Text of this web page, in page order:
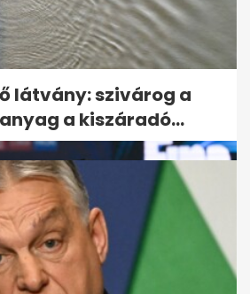
nagyot
a rendkívüli
látvány: szivárog a
a kiszáradó...